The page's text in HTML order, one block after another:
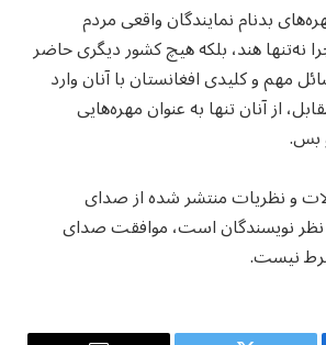
بدنام نمایندگان واقعی مردم
نه‌تنها هند، بلکه هیچ کشور دیگری حاضر
مهم و کلیدی افغانستان با آنان وارد
از آنان تنها به عنوان مهره‌هایی
بس.
و نظریات منتشر شده از صدای
نظر نویسندگان است، موافقت صدای
نیست.